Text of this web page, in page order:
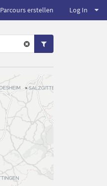
Parcours erstellen Log In